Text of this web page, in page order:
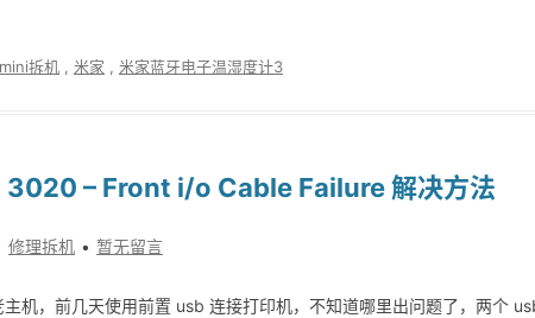
拆机 米家 米家蓝牙电子温湿度计3
– Front i/o Cable Failure 解决方法
修理拆机 暂无留言
机，前几天使用前置 usb 连接打印机，不知道哪里出问题了，两个